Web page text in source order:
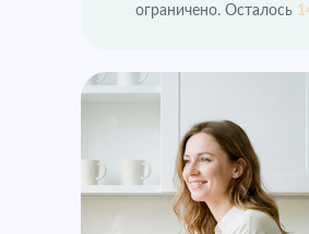
ограничено. Осталось